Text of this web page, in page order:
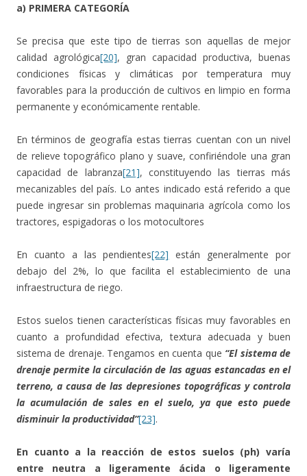
a) PRIMERA CATEGORÍA
Se precisa que este tipo de tierras son aquellas de mejor
calidad agrológica[20], gran capacidad productiva, buenas
condiciones físicas y climáticas por temperatura muy
favorables para la producción de cultivos en limpio en forma
permanente y económicamente rentable.
En términos de geografía estas tierras cuentan con un nivel
de relieve topográfico plano y suave, confiriéndole una gran
capacidad de labranza[21], constituyendo las tierras más
mecanizables del país. Lo antes indicado está referido a que
puede ingresar sin problemas maquinaria agrícola como los
tractores, espigadoras o los motocultores
En cuanto a las pendientes[22] están generalmente por
debajo del 2%, lo que facilita el establecimiento de una
infraestructura de riego.
Estos suelos tienen características físicas muy favorables en
cuanto a profundidad efectiva, textura adecuada y buen
sistema de drenaje. Tengamos en cuenta que “El sistema de
drenaje permite la circulación de las aguas estancadas en el
terreno, a causa de las depresiones topográficas y controla
la acumulación de sales en el suelo, ya que esto puede
disminuir la productividad”[23].
En cuanto a la reacción de estos suelos (ph) varía
entre neutra a ligeramente ácida o ligeramente